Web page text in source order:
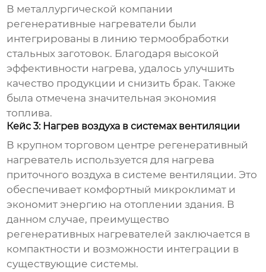
В металлургической компании
регенеративные нагреватели были
интегрированы в линию термообработки
стальных заготовок. Благодаря высокой
эффективности нагрева, удалось улучшить
качество продукции и снизить брак. Также
была отмечена значительная экономия
топлива.
Кейс 3: Нагрев воздуха в системах вентиляции
В крупном торговом центре регенеративный
нагреватель используется для нагрева
приточного воздуха в системе вентиляции. Это
обеспечивает комфортный микроклимат и
экономит энергию на отоплении здания. В
данном случае, преимущество
регенеративных нагревателей заключается в
компактности и возможности интеграции в
существующие системы.